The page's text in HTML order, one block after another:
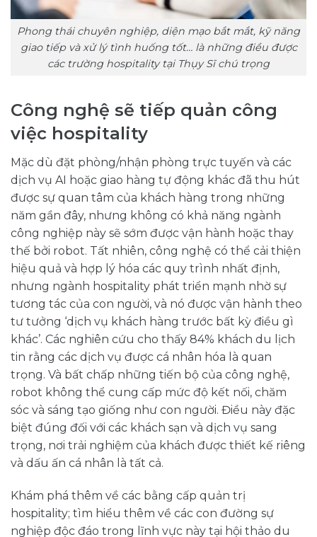
Phong thái chuyên nghiệp, diện mạo bắt mắt, kỹ năng
giao tiếp và xử lý tình huống tốt… là những điều được
các trường hospitality tại Thụy Sĩ chú trọng
Công nghệ sẽ tiếp quản công
việc hospitality
Mặc dù đặt phòng/nhận phòng trực tuyến và các
dịch vụ AI hoặc giao hàng tự động khác đã thu hút
được sự quan tâm của khách hàng trong những
năm gần đây, nhưng không có khả năng ngành
công nghiệp này sẽ sớm được vận hành hoặc thay
thế bởi robot. Tất nhiên, công nghệ có thể cải thiện
hiệu quả và hợp lý hóa các quy trình nhất định,
nhưng ngành hospitality phát triển mạnh nhờ sự
tương tác của con người, và nó được vận hành theo
tư tưởng ‘dịch vụ khách hàng trước bất kỳ điều gì
khác’. Các nghiên cứu cho thấy 84% khách du lịch
tin rằng các dịch vụ được cá nhân hóa là quan
trọng. Và bất chấp những tiến bộ của công nghệ,
robot không thể cung cấp mức độ kết nối, chăm
sóc và sáng tạo giống như con người. Điều này đặc
biệt đúng đối với các khách sạn và dịch vụ sang
trọng, nơi trải nghiệm của khách được thiết kế riêng
và dấu ấn cá nhân là tất cả.
Khám phá thêm về các bằng cấp quản trị
hospitality; tìm hiểu thêm về các con đường sự
nghiệp độc đáo trong lĩnh vực này tại hội thảo du